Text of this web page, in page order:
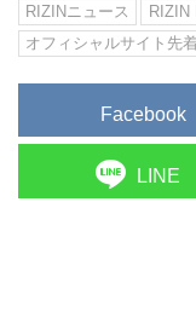
RIZINニュース RIZIN
オフィシャルサイト先
Facebook
LINE